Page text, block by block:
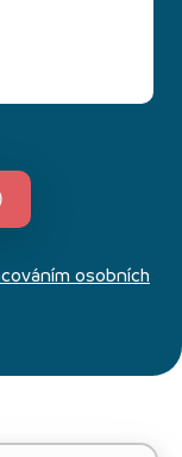
osobních